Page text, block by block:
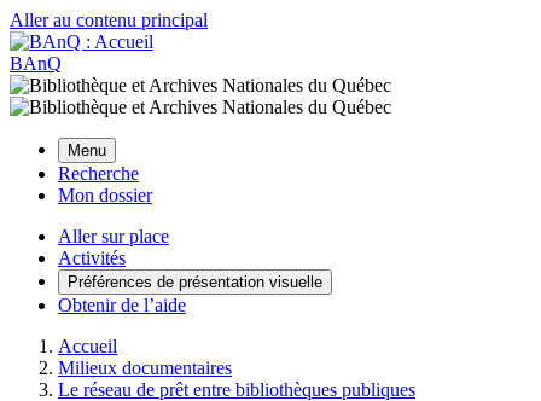
Aller au contenu principal
BAnQ
Menu
Recherche
Mon dossier
Aller sur place
Activités
Préférences de présentation visuelle
Obtenir de l’aide
Accueil
Milieux documentaires
Le réseau de prêt entre bibliothèques publiques